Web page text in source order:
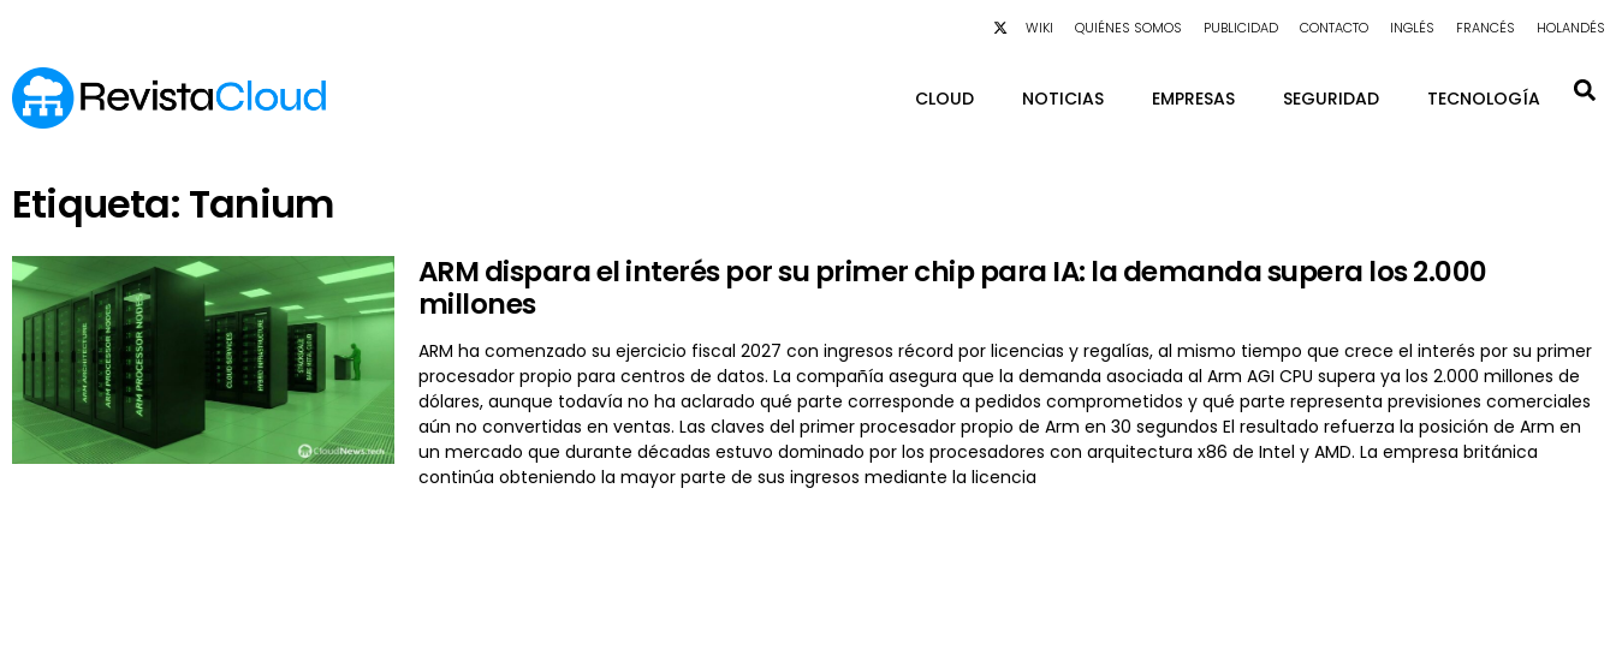
WIKI QUIÉNES SOMOS PUBLICIDAD CONTACTO INGLÉS FRANCÉS HOLANDÉS
CLOUD NOTICIAS EMPRESAS SEGURIDAD TECNOLOGÍA
Etiqueta: Tanium
ARM dispara el interés por su primer chip para IA: la demanda supera los 2.000
millones
ARM ha comenzado su ejercicio fiscal 2027 con ingresos récord por licencias y regalías, al mismo tiempo que crece el interés por su primer
procesador propio para centros de datos. La compañía asegura que la demanda asociada al Arm AGI CPU supera ya los 2.000 millones de
dólares, aunque todavía no ha aclarado qué parte corresponde a pedidos comprometidos y qué parte representa previsiones comerciales
aún no convertidas en ventas. Las claves del primer procesador propio de Arm en 30 segundos El resultado refuerza la posición de Arm en
un mercado que durante décadas estuvo dominado por los procesadores con arquitectura x86 de Intel y AMD. La empresa británica
continúa obteniendo la mayor parte de sus ingresos mediante la licencia